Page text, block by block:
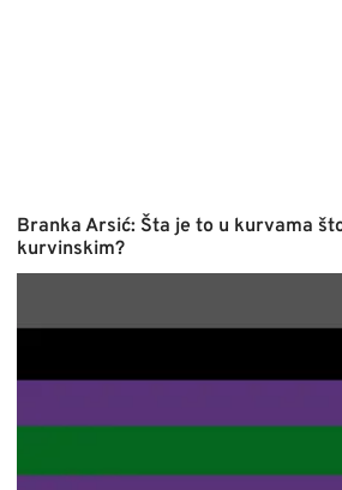
Branka Arsić: Šta je to u kurvama
kurvinskim?